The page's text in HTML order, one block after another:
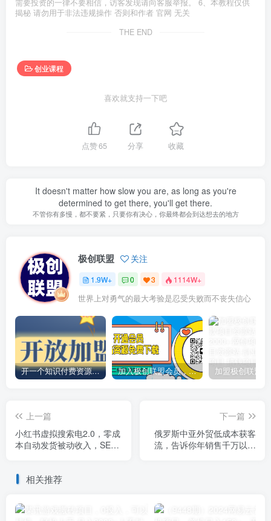
需要投资的一律不要相信，访客发现请向客服举报。 6、本教程仅供
揭秘 请勿用于非法违规操作 否则和作者 官网 无关
THE END
创业课程
喜欢就支持一下吧
点赞65 分享 收藏
It doesn't matter how slow you are, as long as you're
determined to get there, you'll get there.
不管你有多慢，都不要紧，只要你有决心，你最终都会到达想去的地方
极创联盟 关注
1.9W+ 0 3 1114W+
世界上对勇气的最大考验是忍受失败而不丧失信心
开一个知识付费资源网站，小白也能日入1000+ 加入极创联盟会员，全站资源免费学习。
上一篇
小红书虚拟搜索电2.0，零成
本自动发货被动收入，SEO
下一篇
俄罗斯中亚外贸低成本获客
流，告诉你年销售千万以上
相关推荐